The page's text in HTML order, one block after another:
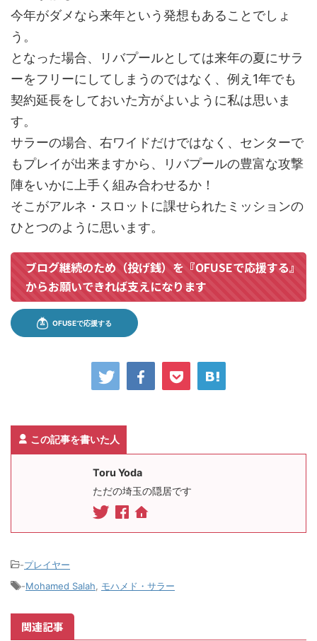
今年がダメなら来年という発想もあることでしょ
う。
となった場合、リバプールとしては来年の夏にサラ
ーをフリーにしてしまうのではなく、例え1年でも
契約延長をしておいた方がよいように私は思いま
す。
サラーの場合、右ワイドだけではなく、センターで
もプレイが出来ますから、リバプールの豊富な攻撃
陣をいかに上手く組み合わせるか！
そこがアルネ・スロットに課せられたミッションの
ひとつのように思います。
ブログ継続のため（投げ銭）を『OFUSEで応援する』
からお願いできれば支えになります
この記事を書いた人
Toru Yoda
ただの埼玉の隠居です
-プレイヤー
-Mohamed Salah, モハメド・サラー
関連記事